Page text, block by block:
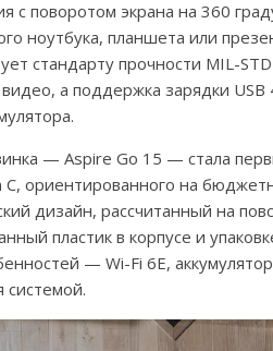
с поворотом экрана на 360
ноутбука, планшета или
стандарту прочности MIL-
а поддержка зарядки
— Aspire Go 15 — стала
C, ориентированного на
дизайн, рассчитанный на
пластик в корпусе и
— Wi-Fi 6E,
системой.